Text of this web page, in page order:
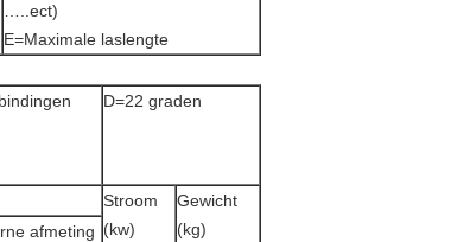
…..ect)
E=Maximale laslengte
D=22 graden
Stroom
(kw)
Gewicht
(kg)
afmeting